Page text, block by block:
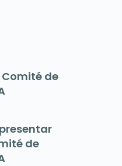
Comité de
de